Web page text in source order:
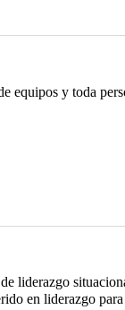
equipos y toda
liderazgo
en liderazgo